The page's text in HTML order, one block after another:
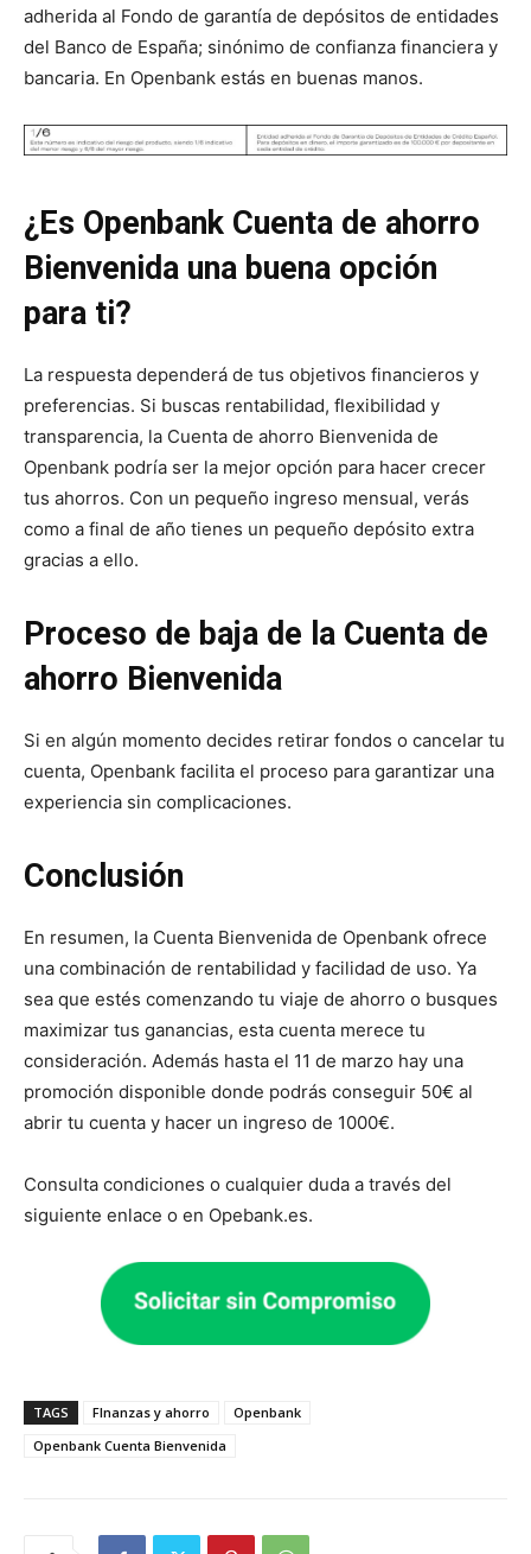
adherida al Fondo de garantía de depósitos de entidades
del Banco de España; sinónimo de confianza financiera y
bancaria. En Openbank estás en buenas manos.
¿Es Openbank Cuenta de ahorro
Bienvenida una buena opción
para ti?
La respuesta dependerá de tus objetivos financieros y
preferencias. Si buscas rentabilidad, flexibilidad y
transparencia, la Cuenta de ahorro Bienvenida de
Openbank podría ser la mejor opción para hacer crecer
tus ahorros. Con un pequeño ingreso mensual, verás
como a final de año tienes un pequeño depósito extra
gracias a ello.
Proceso de baja de la Cuenta de
ahorro Bienvenida
Si en algún momento decides retirar fondos o cancelar tu
cuenta, Openbank facilita el proceso para garantizar una
experiencia sin complicaciones.
Conclusión
En resumen, la Cuenta Bienvenida de Openbank ofrece
una combinación de rentabilidad y facilidad de uso. Ya
sea que estés comenzando tu viaje de ahorro o busques
maximizar tus ganancias, esta cuenta merece tu
consideración. Además hasta el 11 de marzo hay una
promoción disponible donde podrás conseguir 50€ al
abrir tu cuenta y hacer un ingreso de 1000€.
Consulta condiciones o cualquier duda a través del
siguiente enlace o en Opebank.es.
TAGS FInanzas y ahorro
Openbank
Openbank Cuenta Bienvenida